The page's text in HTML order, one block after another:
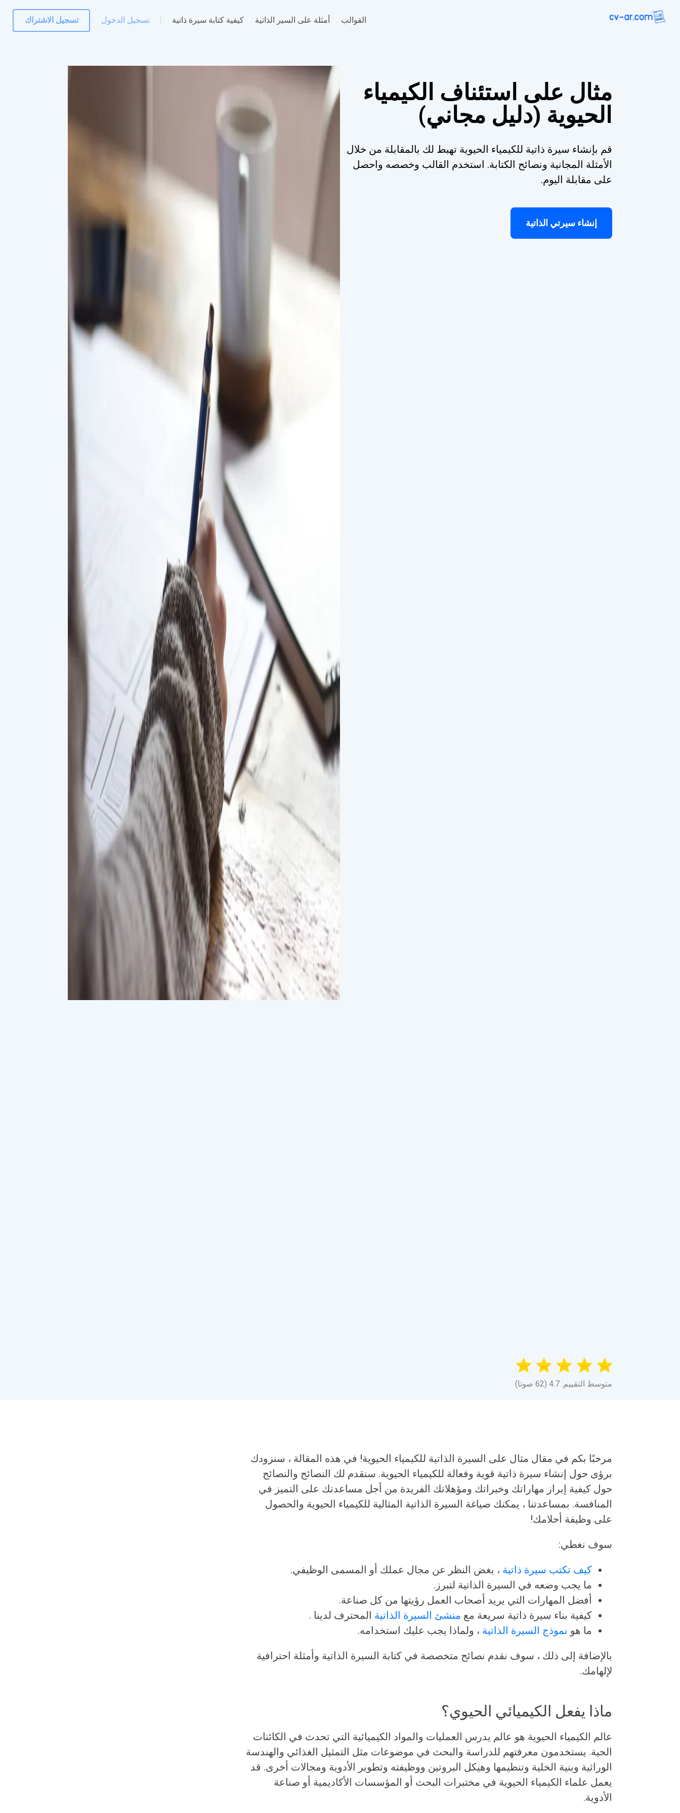
القوالب أمثلة على السير الذاتية كيفية كتابة سيرة ذاتية تسجيل الدخول تسجيل الاشتراك
مثال على استئناف الكيمياء
الحيوية (دليل مجاني)
قم بإنشاء سيرة ذاتية للكيمياء الحيوية تهبط لك بالمقابلة من خلال
الأمثلة المجانية ونصائح الكتابة. استخدم القالب وخصصه واحصل
على مقابلة اليوم.
إنشاء سيرتي الذاتية
متوسط التقييم: 4.7 (62 صوتا)
مرحبًا بكم في مقال مثال على السيرة الذاتية للكيمياء الحيوية! في هذه المقالة ، سنزودك
برؤى حول إنشاء سيرة ذاتية قوية وفعالة للكيمياء الحيوية. سنقدم لك النصائح والنصائح
حول كيفية إبراز مهاراتك وخبراتك ومؤهلاتك الفريدة من أجل مساعدتك على التميز في
المنافسة. بمساعدتنا ، يمكنك صياغة السيرة الذاتية المثالية للكيمياء الحيوية والحصول
على وظيفة أحلامك!
سوف نغطي:
كيف تكتب سيرة ذاتية ، بغض النظر عن مجال عملك أو المسمى الوظيفي.
ما يجب وضعه في السيرة الذاتية لتبرز.
أفضل المهارات التي يريد أصحاب العمل رؤيتها من كل صناعة.
كيفية بناء سيرة ذاتية سريعة مع منشئ السيرة الذاتية المحترف لدينا .
ما هو نموذج السيرة الذاتية ، ولماذا يجب عليك استخدامه.
بالإضافة إلى ذلك ، سوف نقدم نصائح متخصصة في كتابة السيرة الذاتية وأمثلة احترافية
لإلهامك.
ماذا يفعل الكيميائي الحيوي؟
عالم الكيمياء الحيوية هو عالم يدرس العمليات والمواد الكيميائية التي تحدث في الكائنات
الحية. يستخدمون معرفتهم للدراسة والبحث في موضوعات مثل التمثيل الغذائي والهندسة
الوراثية وبنية الخلية وتنظيمها وهيكل البروتين ووظيفته وتطوير الأدوية ومجالات أخرى. قد
يعمل علماء الكيمياء الحيوية في مختبرات البحث أو المؤسسات الأكاديمية أو صناعة
الأدوية.